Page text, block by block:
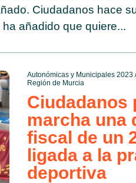
Ciudadanos hace
añadido que quiere...
Autonómicas y Municipales 2023
Región de Murcia
Ciudadanos
marcha una
fiscal de un
ligada a la
deportiva